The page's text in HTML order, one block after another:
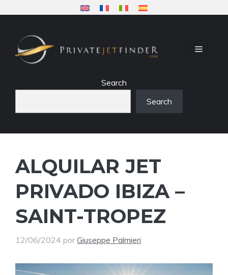
contenido
MENÚ
Search
Search
ALQUILAR JET
PRIVADO IBIZA –
SAINT-TROPEZ
12/06/2024 por Giuseppe Palmieri